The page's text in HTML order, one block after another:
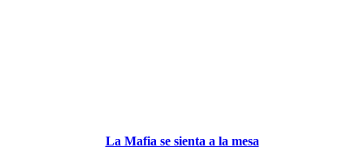
La Mafia se sienta a la mesa